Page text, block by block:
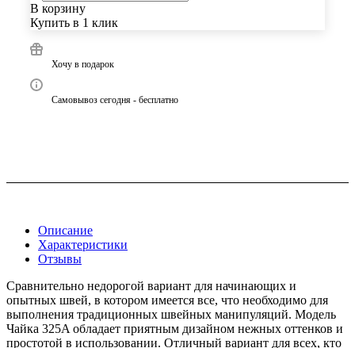
В корзину
Купить в 1 клик
Хочу в подарок
Самовывоз сегодня - бесплатно
Описание
Характеристики
Отзывы
Сравнительно недорогой вариант для начинающих и
опытных швей, в котором имеется все, что необходимо для
выполнения традиционных швейных манипуляций. Модель
Чайка 325A обладает приятным дизайном нежных оттенков и
простотой в использовании. Отличный вариант для всех, кто